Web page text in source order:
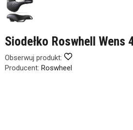
Siodełko Roswhell Wens
Obserwuj produkt:
Producent: Roswheel